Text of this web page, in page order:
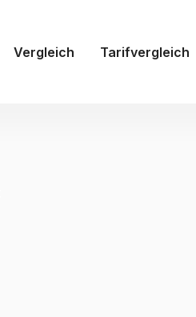
Vergleich Tarifvergleich